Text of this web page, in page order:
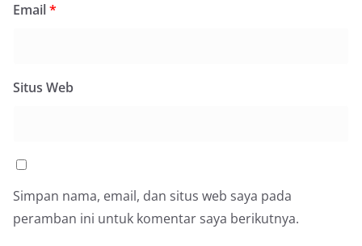
oleh warga, yang sebagian besar tengah bersiap
lingkungan tempat tinggal, serta membuka ruang
komunikasi dua arah agar warga dapat
menyampaikan keluhan maupun informasi terkait
Email*
Situs Web
Simpan nama, email, dan situs web saya pada
peramban ini untuk komentar saya berikutnya.